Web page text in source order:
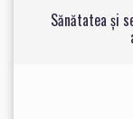
Sănătatea și